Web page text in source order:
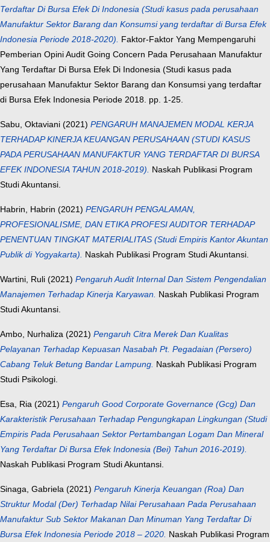
Terdaftar Di Bursa Efek Di Indonesia (Studi kasus pada perusahaan
Manufaktur Sektor Barang dan Konsumsi yang terdaftar di Bursa Efek
Indonesia Periode 2018-2020). Faktor-Faktor Yang Mempengaruhi
Pemberian Opini Audit Going Concern Pada Perusahaan Manufaktur
Yang Terdaftar Di Bursa Efek Di Indonesia (Studi kasus pada
perusahaan Manufaktur Sektor Barang dan Konsumsi yang terdaftar
di Bursa Efek Indonesia Periode 2018. pp. 1-25.
Sabu, Oktaviani (2021) PENGARUH MANAJEMEN MODAL KERJA
TERHADAP KINERJA KEUANGAN PERUSAHAAN (STUDI KASUS
PADA PERUSAHAAN MANUFAKTUR YANG TERDAFTAR DI BURSA
EFEK INDONESIA TAHUN 2018-2019). Naskah Publikasi Program
Studi Akuntansi.
Habrin, Habrin (2021) PENGARUH PENGALAMAN,
PROFESIONALISME, DAN ETIKA PROFESI AUDITOR TERHADAP
PENENTUAN TINGKAT MATERIALITAS (Studi Empiris Kantor Akuntan
Publik di Yogyakarta). Naskah Publikasi Program Studi Akuntansi.
Wartini, Ruli (2021) Pengaruh Audit Internal Dan Sistem Pengendalian
Manajemen Terhadap Kinerja Karyawan. Naskah Publikasi Program
Studi Akuntansi.
Ambo, Nurhaliza (2021) Pengaruh Citra Merek Dan Kualitas
Pelayanan Terhadap Kepuasan Nasabah Pt. Pegadaian (Persero)
Cabang Teluk Betung Bandar Lampung. Naskah Publikasi Program
Studi Psikologi.
Esa, Ria (2021) Pengaruh Good Corporate Governance (Gcg) Dan
Karakteristik Perusahaan Terhadap Pengungkapan Lingkungan (Studi
Empiris Pada Perusahaan Sektor Pertambangan Logam Dan Mineral
Yang Terdaftar Di Bursa Efek Indonesia (Bei) Tahun 2016-2019).
Naskah Publikasi Program Studi Akuntansi.
Sinaga, Gabriela (2021) Pengaruh Kinerja Keuangan (Roa) Dan
Struktur Modal (Der) Terhadap Nilai Perusahaan Pada Perusahaan
Manufaktur Sub Sektor Makanan Dan Minuman Yang Terdaftar Di
Bursa Efek Indonesia Periode 2018 – 2020. Naskah Publikasi Program